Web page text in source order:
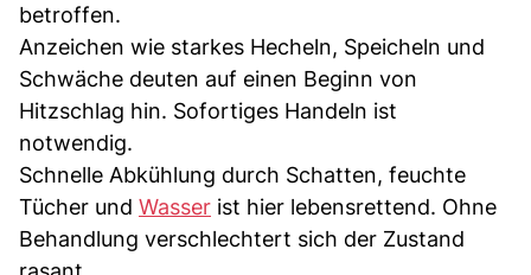
betroffen.
Anzeichen wie starkes Hecheln, Speicheln und
Schwäche deuten auf einen Beginn von
Hitzschlag hin. Sofortiges Handeln ist
notwendig.
Schnelle Abkühlung durch Schatten, feuchte
Tücher und Wasser ist hier lebensrettend. Ohne
Behandlung verschlechtert sich der Zustand